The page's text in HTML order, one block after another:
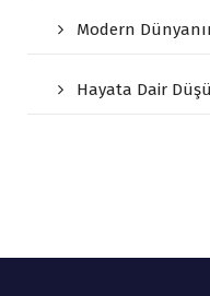
Modern
Hayata Dair